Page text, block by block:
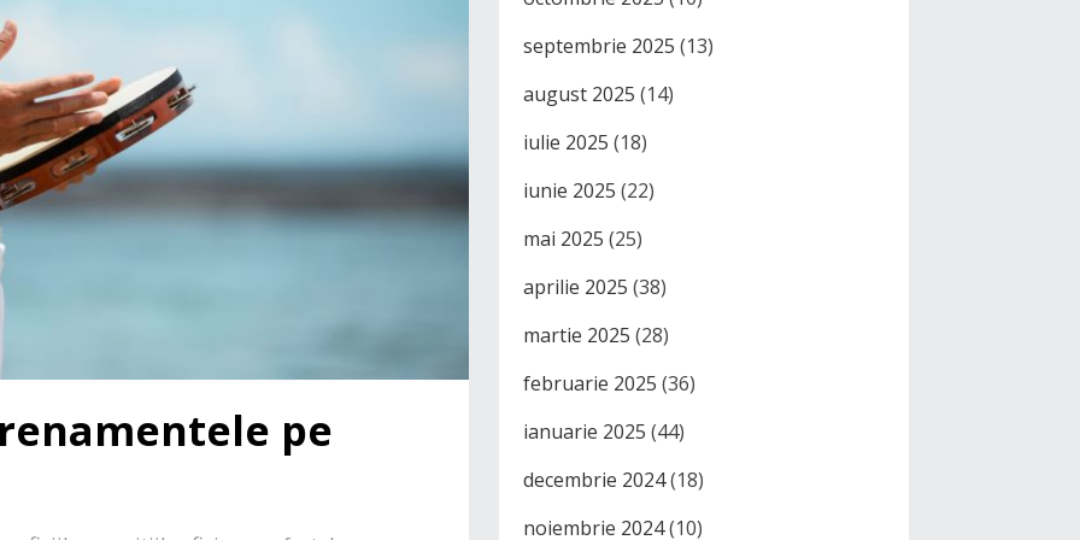
pe
septembrie 2025 (13)
august 2025 (14)
iulie 2025 (18)
iunie 2025 (22)
mai 2025 (25)
aprilie 2025 (38)
martie 2025 (28)
februarie 2025 (36)
ianuarie 2025 (44)
decembrie 2024(18)
noiembrie 2024(10)